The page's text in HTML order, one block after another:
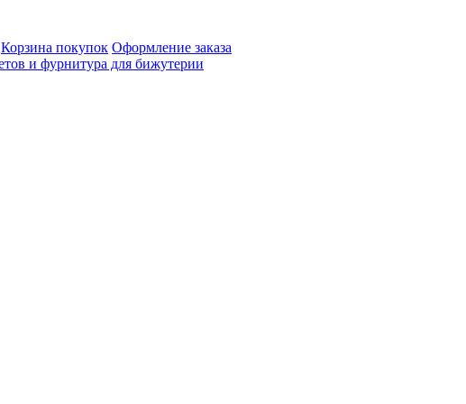
Корзина покупок Оформление заказа